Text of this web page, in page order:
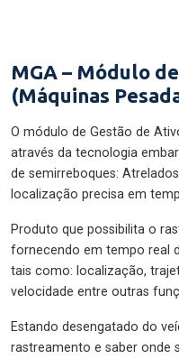
MGA – Módulo
(Máquinas
O módulo de Gestão de
através da tecnologia
de semirreboques:
localização precisa em
Produto que possibilita o
fornecendo em tempo real
tais como: localização,
velocidade entre outras
Estando desengatado do
rastreamento e saber onde